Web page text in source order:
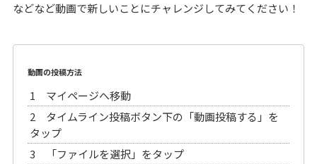
などなど動画で新しいことにチャレンジしてみてください！
動画の投稿方法
1 マイページへ移動
2 タイムライン投稿ボタン下の「動画投稿する」を
タップ
3 「ファイルを選択」をタップ